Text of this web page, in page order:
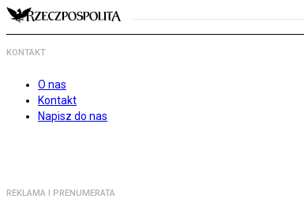
KONTAKT
O nas
Kontakt
Napisz do nas
REKLAMA I PRENUMERATA